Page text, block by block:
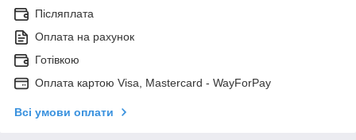
Післяплата
Оплата на рахунок
Готівкою
Оплата картою Visa, Mastercard - WayForPay
Всі умови оплати